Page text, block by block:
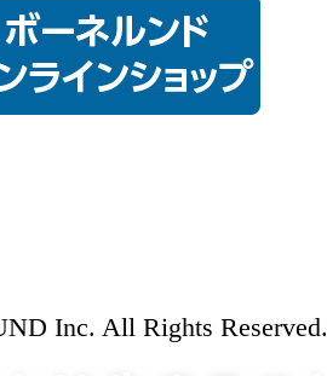
Inc. All Rights Reserved.